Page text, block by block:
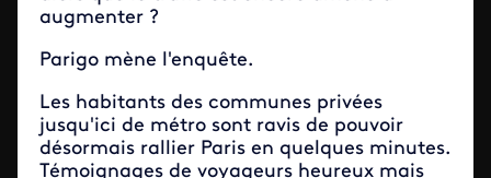
augmenter ?
Parigo mène l'enquête.
Les habitants des communes privées
jusqu'ici de métro sont ravis de pouvoir
désormais rallier Paris en quelques minutes.
Témoignages de voyageurs heureux mais